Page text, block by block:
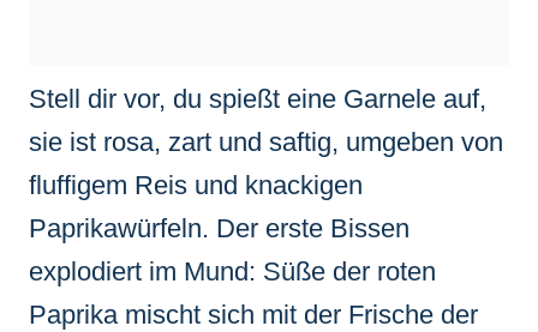
Stell dir vor, du spießt eine Garnele auf,
sie ist rosa, zart und saftig, umgeben von
fluffigem Reis und knackigen
Paprikawürfeln. Der erste Bissen
explodiert im Mund: Süße der roten
Paprika mischt sich mit der Frische der